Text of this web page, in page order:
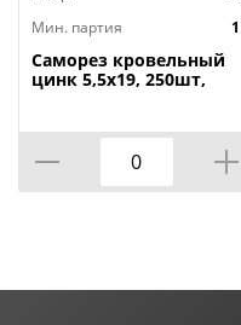
Мин. партия
1
Саморез кровельный
цинк 5,5х19, 250шт,